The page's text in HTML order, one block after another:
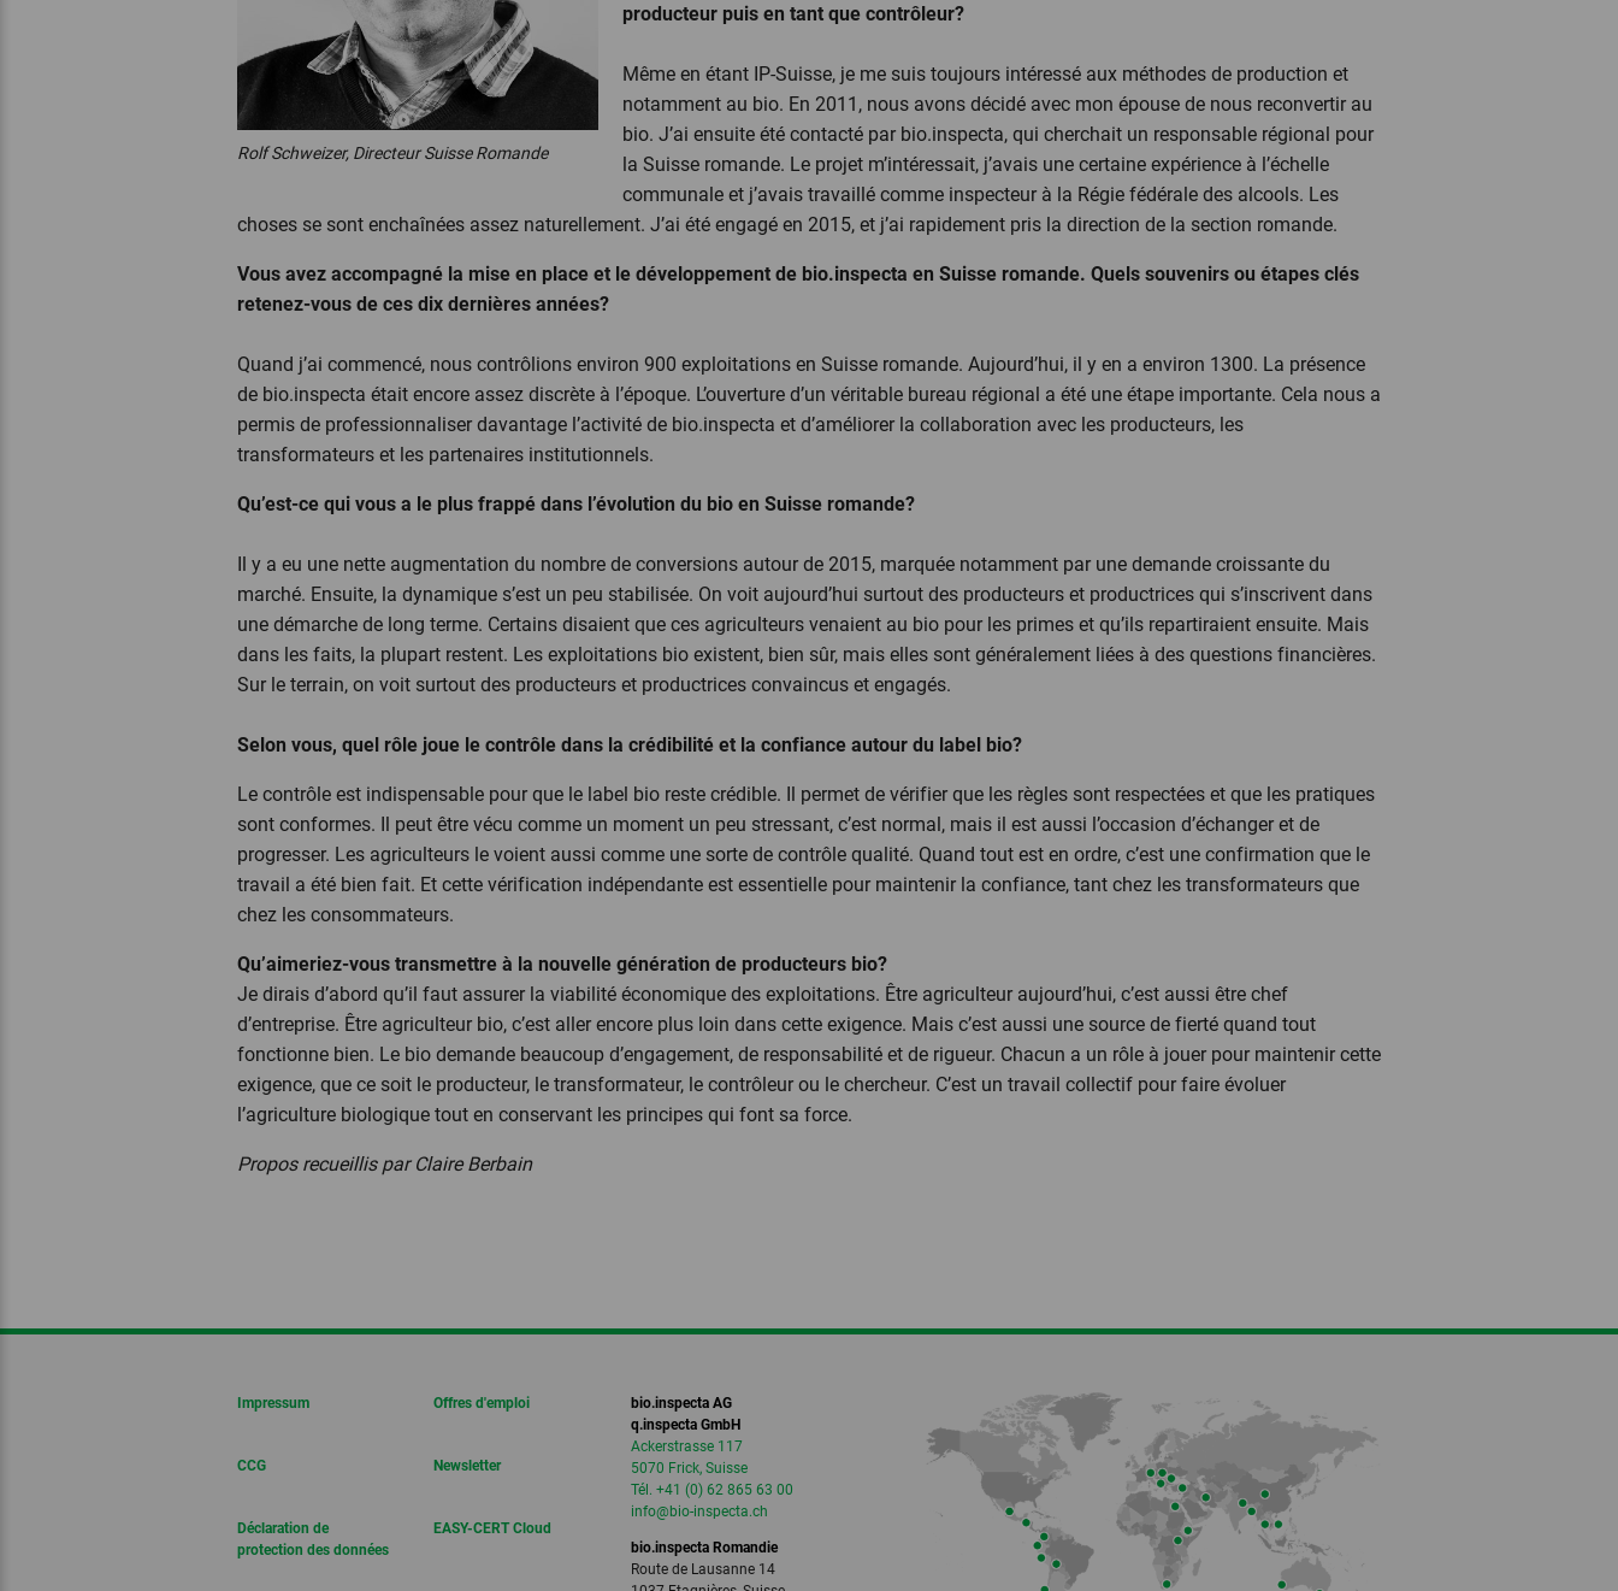
Rolf Schweizer, Directeur Suisse Romande
producteur puis en tant que contrôleur?
Même en étant IP-Suisse, je me suis toujours intéressé aux méthodes de production et
notamment au bio. En 2011, nous avons décidé avec mon épouse de nous reconvertir au
bio. J’ai ensuite été contacté par bio.inspecta, qui cherchait un responsable régional pour
la Suisse romande. Le projet m’intéressait, j’avais une certaine expérience à l’échelle
communale et j’avais travaillé comme inspecteur à la Régie fédérale des alcools. Les
choses se sont enchaînées assez naturellement. J’ai été engagé en 2015, et j’ai rapidement pris la direction de la section romande.
Vous avez accompagné la mise en place et le développement de bio.inspecta en Suisse romande. Quels souvenirs ou étapes clés
retenez-vous de ces dix dernières années?
Quand j’ai commencé, nous contrôlions environ 900 exploitations en Suisse romande. Aujourd’hui, il y en a environ 1300. La présence
de bio.inspecta était encore assez discrète à l’époque. L’ouverture d’un véritable bureau régional a été une étape importante. Cela nous a
permis de professionnaliser davantage l’activité de bio.inspecta et d’améliorer la collaboration avec les producteurs, les
transformateurs et les partenaires institutionnels.
Qu’est-ce qui vous a le plus frappé dans l’évolution du bio en Suisse romande?
Il y a eu une nette augmentation du nombre de conversions autour de 2015, marquée notamment par une demande croissante du
marché. Ensuite, la dynamique s’est un peu stabilisée. On voit aujourd’hui surtout des producteurs et productrices qui s’inscrivent dans
une démarche de long terme. Certains disaient que ces agriculteurs venaient au bio pour les primes et qu’ils repartiraient ensuite. Mais
dans les faits, la plupart restent. Les exploitations bio existent, bien sûr, mais elles sont généralement liées à des questions financières.
Sur le terrain, on voit surtout des producteurs et productrices convaincus et engagés.
Selon vous, quel rôle joue le contrôle dans la crédibilité et la confiance autour du label bio?
Le contrôle est indispensable pour que le label bio reste crédible. Il permet de vérifier que les règles sont respectées et que les pratiques
sont conformes. Il peut être vécu comme un moment un peu stressant, c’est normal, mais il est aussi l’occasion d’échanger et de
progresser. Les agriculteurs le voient aussi comme une sorte de contrôle qualité. Quand tout est en ordre, c’est une confirmation que le
travail a été bien fait. Et cette vérification indépendante est essentielle pour maintenir la confiance, tant chez les transformateurs que
chez les consommateurs.
Qu’aimeriez-vous transmettre à la nouvelle génération de producteurs bio?
Je dirais d’abord qu’il faut assurer la viabilité économique des exploitations. Être agriculteur aujourd’hui, c’est aussi être chef
d’entreprise. Être agriculteur bio, c’est aller encore plus loin dans cette exigence. Mais c’est aussi une source de fierté quand tout
fonctionne bien. Le bio demande beaucoup d’engagement, de responsabilité et de rigueur. Chacun a un rôle à jouer pour maintenir cette
exigence, que ce soit le producteur, le transformateur, le contrôleur ou le chercheur. C’est un travail collectif pour faire évoluer
l’agriculture biologique tout en conservant les principes qui font sa force.
Propos recueillis par Claire Berbain
Impressum
CCG
Déclaration de
protection des données
Offres d'emploi
Newsletter
EASY-CERT Cloud
bio.inspecta AG
q.inspecta GmbH
Ackerstrasse 117
5070 Frick, Suisse
Tél. +41 (0) 62 865 63 00
info@bio-inspecta.ch
bio.inspecta Romandie
Route de Lausanne 14